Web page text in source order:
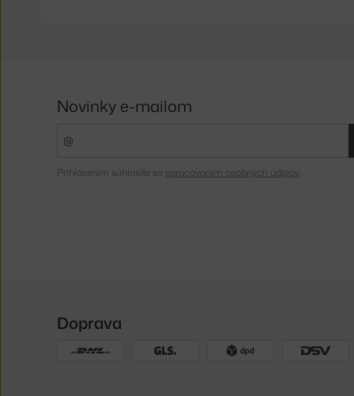
Novinky e-mailom
Prihlásením súhlasíte so spracovaním osobných údajov
Doprava